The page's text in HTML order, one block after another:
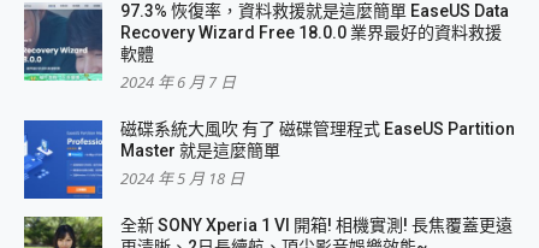
97.3% 恢復率，資料救援就是這麼簡單 EaseUS Data
Recovery Wizard Free 18.0.0 業界最好的資料救援
軟體
2024 年 6 月 7 日
磁碟系統大風吹 有了 磁碟管理程式 EaseUS Partition
Master 就是這麼簡單
2024 年 5 月 18 日
全新 SONY Xperia 1 VI 開箱! 相機實測! 長焦覆蓋更遠